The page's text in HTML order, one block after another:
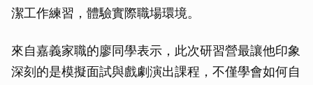
潔工作練習，體驗實際職場環境。
來自嘉義家職的廖同學表示，此次研習營最讓他印象
深刻的是模擬面試與戲劇演出課程，不僅學會如何自